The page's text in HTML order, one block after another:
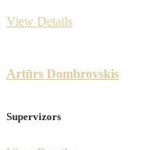
View Details
Artūrs Dombrovskis
Supervizors